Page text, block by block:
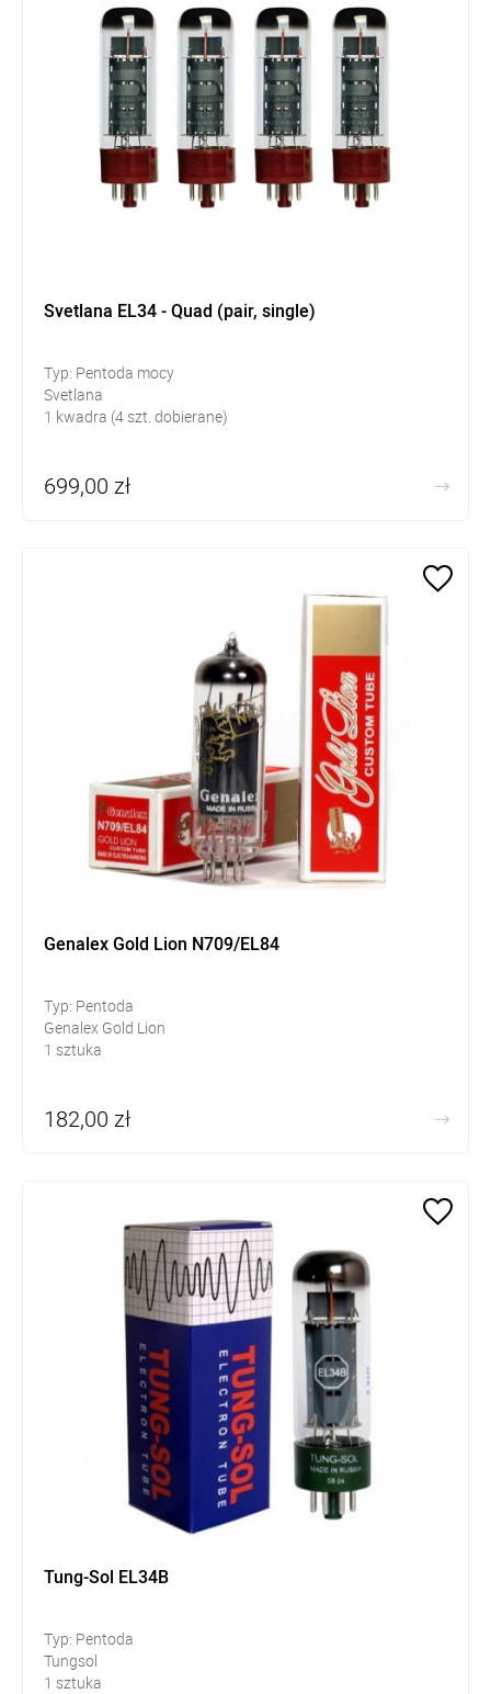
Svetlana EL34 - Quad (pair, single)
Typ: Pentoda mocy
Svetlana
1 kwadra (4 szt. dobierane)
699,00 zł
Genalex Gold Lion N709/EL84
Typ: Pentoda
Genalex Gold Lion
1 sztuka
182,00 zł
Tung-Sol EL34B
Typ: Pentoda
Tungsol
1 sztuka